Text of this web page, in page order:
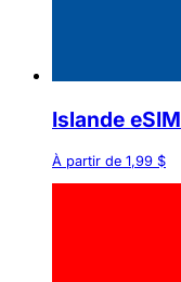
Islande eSIM
À partir de 1,99 $